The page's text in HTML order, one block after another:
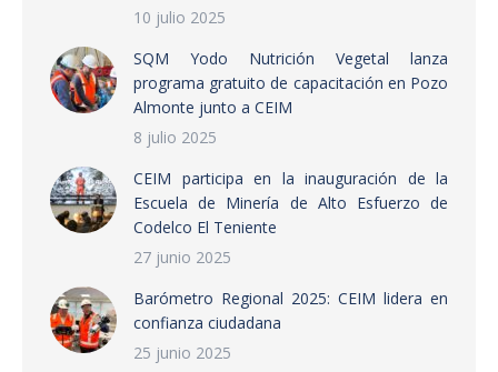
10 julio 2025
SQM Yodo Nutrición Vegetal lanza
programa gratuito de capacitación en Pozo
Almonte junto a CEIM
8 julio 2025
CEIM participa en la inauguración de la
Escuela de Minería de Alto Esfuerzo de
Codelco El Teniente
27 junio 2025
Barómetro Regional 2025: CEIM lidera en
confianza ciudadana
25 junio 2025